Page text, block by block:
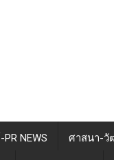
NEWS ศาสนา-วั